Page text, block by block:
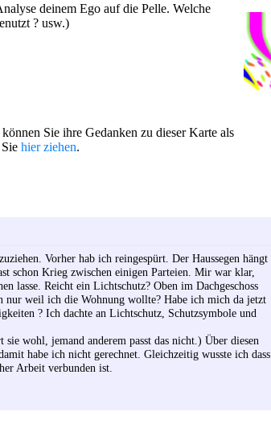
deinem Ego auf die Pelle. Welche
? usw.)
Sie ihre Gedanken zu dieser Karte als
hier ziehen.
Vorher hab ich reingespürt. Der Haussegen hängt
schon Krieg zwischen einigen Parteien. Mir war klar,
lasse. Reicht ein Lichtschutz? Oben im Dachgeschoss
nur weil ich die Wohnung wollte? Habe ich mich da jetzt
? Ich dachte an Lichtschutz, Schutzsymbole und
wohl, jemand anderem passt das nicht.) Über diesen
habe ich nicht gerechnet. Gleichzeitig wusste ich dass
Arbeit verbunden ist.